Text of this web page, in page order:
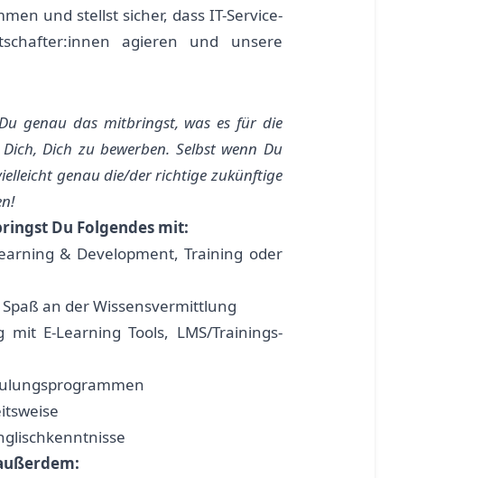
und stellst sicher, dass IT-Service-
agieren und unsere
genau das mitbringst, was es für die
Dich zu bewerben. Selbst wenn Du
genau die/der richtige zukünftige
Du Folgendes mit:
& Development, Training oder
an der Wissensvermittlung
E-Learning Tools, LMS/Trainings-